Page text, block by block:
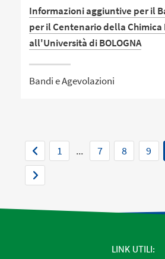
Informazioni aggiuntive per il
per il Centenario della
all'Università di BOLOGNA
Bandi e Agevolazioni
1 ... 7 8 9
LINK UTILI